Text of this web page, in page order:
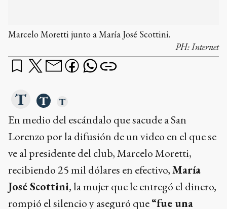
En medio del escándalo que sacude a San
ve al presidente del club, Marcelo Moretti,
recibiendo 25 mil dólares en efectivo,María
José Scottini, la mujer que le entregó el dinero,
rompió el silencio y aseguró que“fue una
donación” destinada al club, y no un pago
irregular para beneficiar a su hijo, Simón
Coronel.